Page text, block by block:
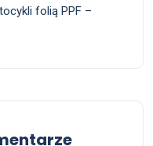
folią PPF –